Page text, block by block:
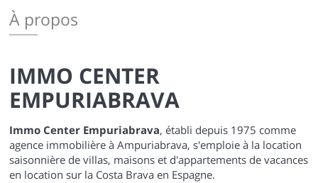
À propos
IMMO CENTER
EMPURIABRAVA
Immo Center Empuriabrava, établi depuis 1975 comme
agence immobilière à Ampuriabrava, s'emploie à la location
saisonnière de villas, maisons et d'appartements de vacances
en location sur la Costa Brava en Espagne.